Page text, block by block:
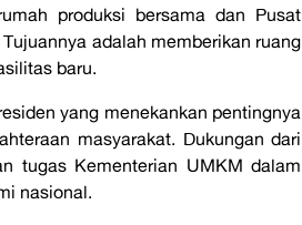
produksi bersama dan Pusat
adalah memberikan ruang
baru.
yang menekankan pentingnya
masyarakat. Dukungan dari
tugas Kementerian UMKM dalam
nasional.